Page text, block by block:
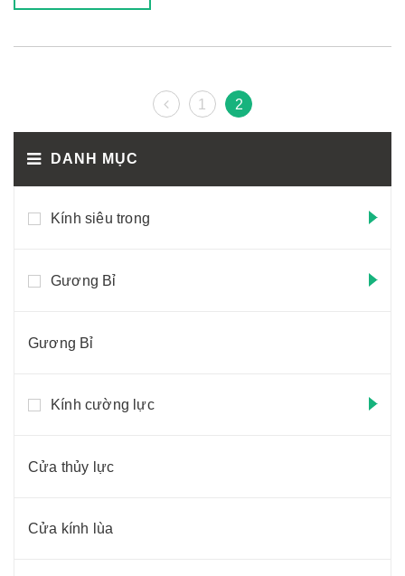
DANH MỤC
Kính siêu trong
Gương Bỉ
Gương Bỉ
Kính cường lực
Cửa thủy lực
Cửa kính lùa
1 2